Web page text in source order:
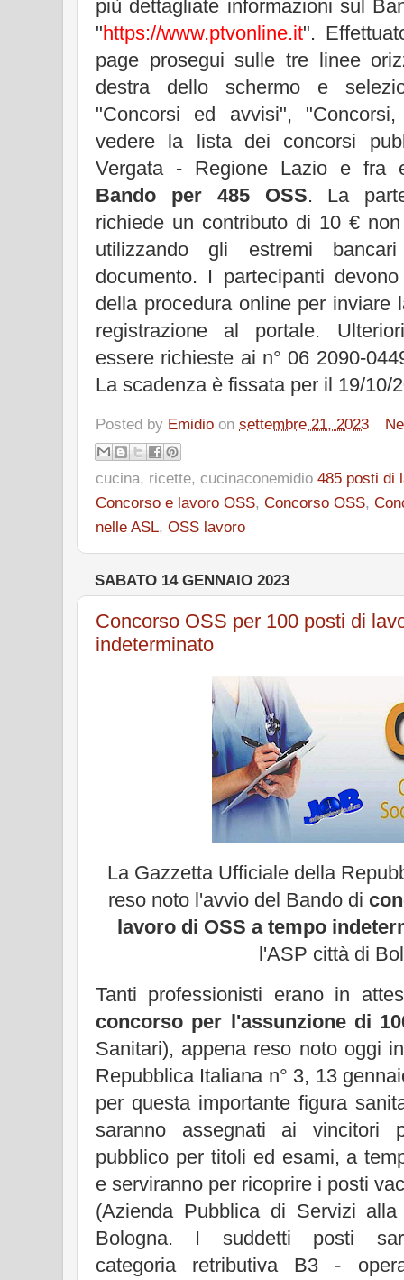
più dettagliate informazioni sul
"https://www.ptvonline.it".
page prosegui sulle tre linee
destra dello schermo e
"Concorsi ed avvisi",
vedere la lista dei concorsi
Vergata - Regione Lazio e fra
Bando per 485 OSS. La
richiede un contributo di 10 €
utilizzando gli estremi
documento. I partecipanti
della procedura online per inviare
registrazione al portale.
essere richieste ai n° 06 2090-
La scadenza è fissata per il 19/10/
Posted by Emidio on settembre 21, 2023
cucina, ricette, cucinaconemidio 485 posti di
Concorso e lavoro OSS, Concorso OSS,
nelle ASL, OSS lavoro
SABATO 14 GENNAIO 2023
Concorso OSS per 100 posti di
indeterminato
La Gazzetta Ufficiale della
reso noto l'avvio del Bando di
lavoro di OSS a tempo
l'ASP città di
Tanti professionisti erano in
concorso per l'assunzione di
Sanitari), appena reso noto oggi
Repubblica Italiana n° 3, 13
per questa importante figura
saranno assegnati ai vincitori
pubblico per titoli ed esami, a
e serviranno per ricoprire i posti
(Azienda Pubblica di Servizi
Bologna. I suddetti posti
categoria retributiva B3 -